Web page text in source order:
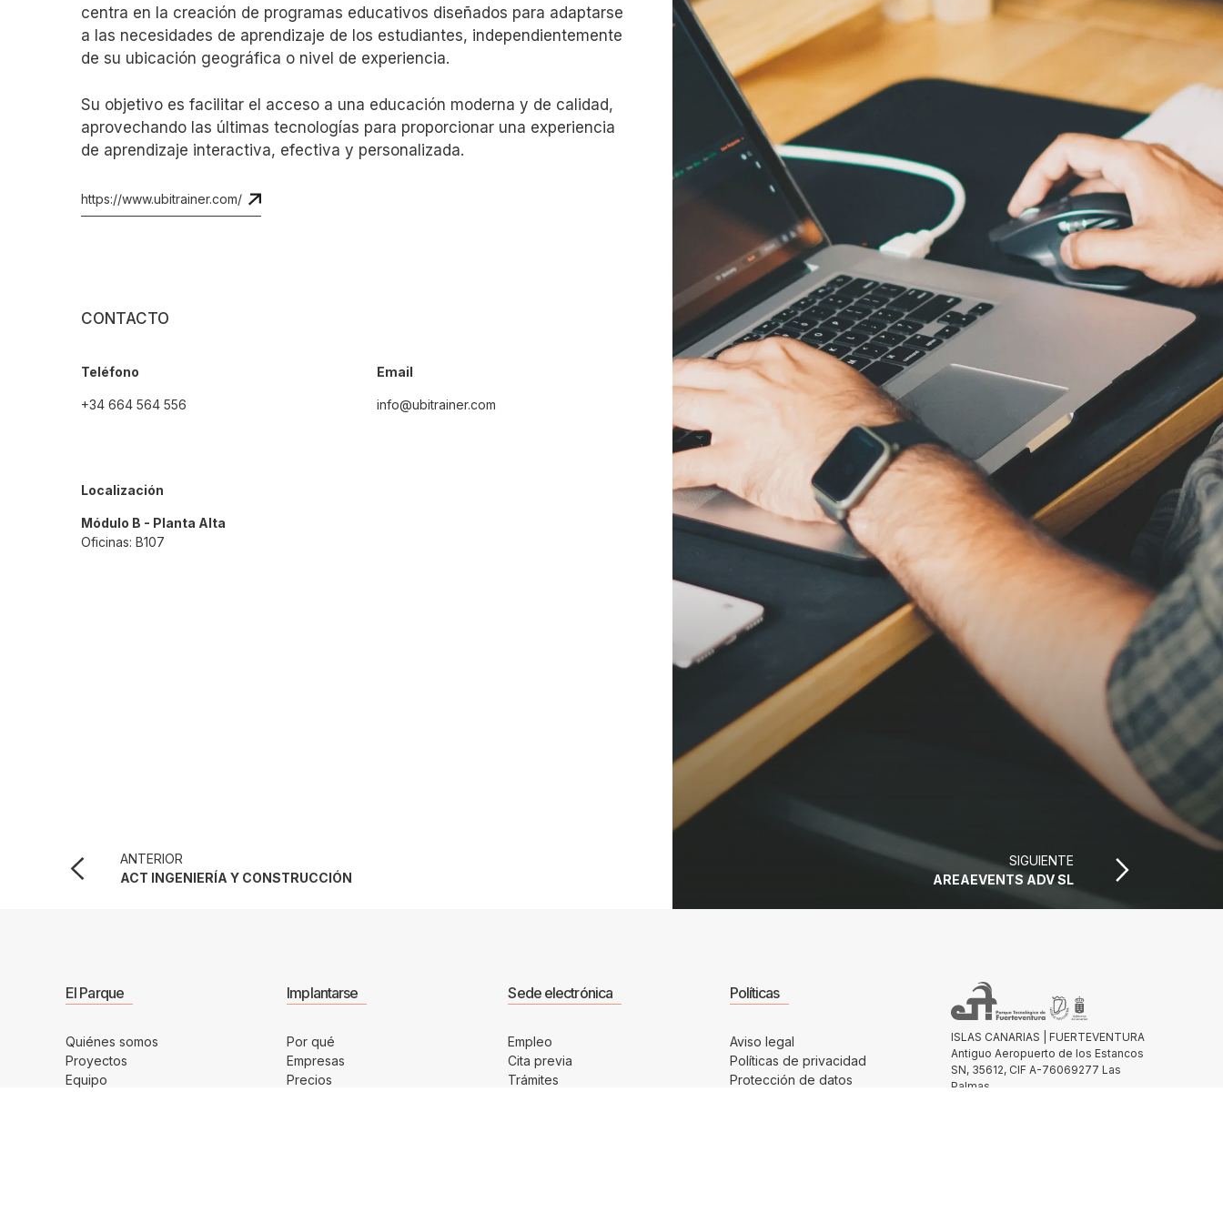
centra en la creación de programas educativos diseñados para adaptarse
a las necesidades de aprendizaje de los estudiantes, independientemente
de su ubicación geográfica o nivel de experiencia.
Su objetivo es facilitar el acceso a una educación moderna y de calidad,
aprovechando las últimas tecnologías para proporcionar una experiencia
de aprendizaje interactiva, efectiva y personalizada.
https://www.ubitrainer.com/
+34 664 564 556 info@ubitrainer.com
Módulo B - Planta Alta
Oficinas: B107
ANTERIOR
ACT INGENIERÍA Y CONSTRUCCIÓN
SIGUIENTE
AREAEVENTS ADV SL
El Parque
Quiénes somos
Proyectos
Equipo
Implantarse
Por qué
Empresas
Precios
Sede electrónica
Empleo
Cita previa
Trámites
Políticas
Aviso legal
Políticas de privacidad
Protección de datos
ISLAS CANARIAS | FUERTEVENTURA
Antiguo Aeropuerto de los Estancos
SN, 35612, CIF A-76069277 Las
Palmas